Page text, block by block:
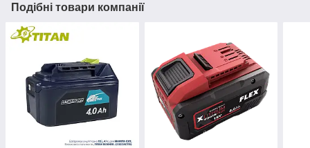
Подібні товари компанії